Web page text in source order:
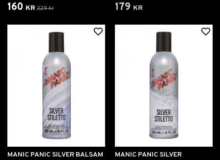
160 kr 229 kr 179 kr
MANIC PANIC SILVER BALSAM
MANIC PANIC SILVER